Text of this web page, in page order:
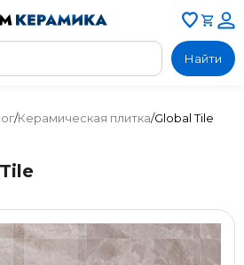
Найти
/Керамическая плитка/Global Tile